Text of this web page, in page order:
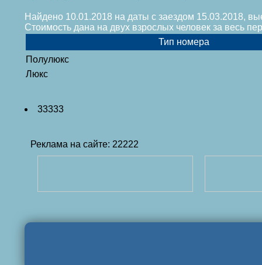
Найдено 10.01.2018 на даты с заездом 15.03.2018,
Стоимость дана на двух взрослых человек за весь
Тип номера
Полулюкс
Люкс
33333
Реклама на сайте: 22222